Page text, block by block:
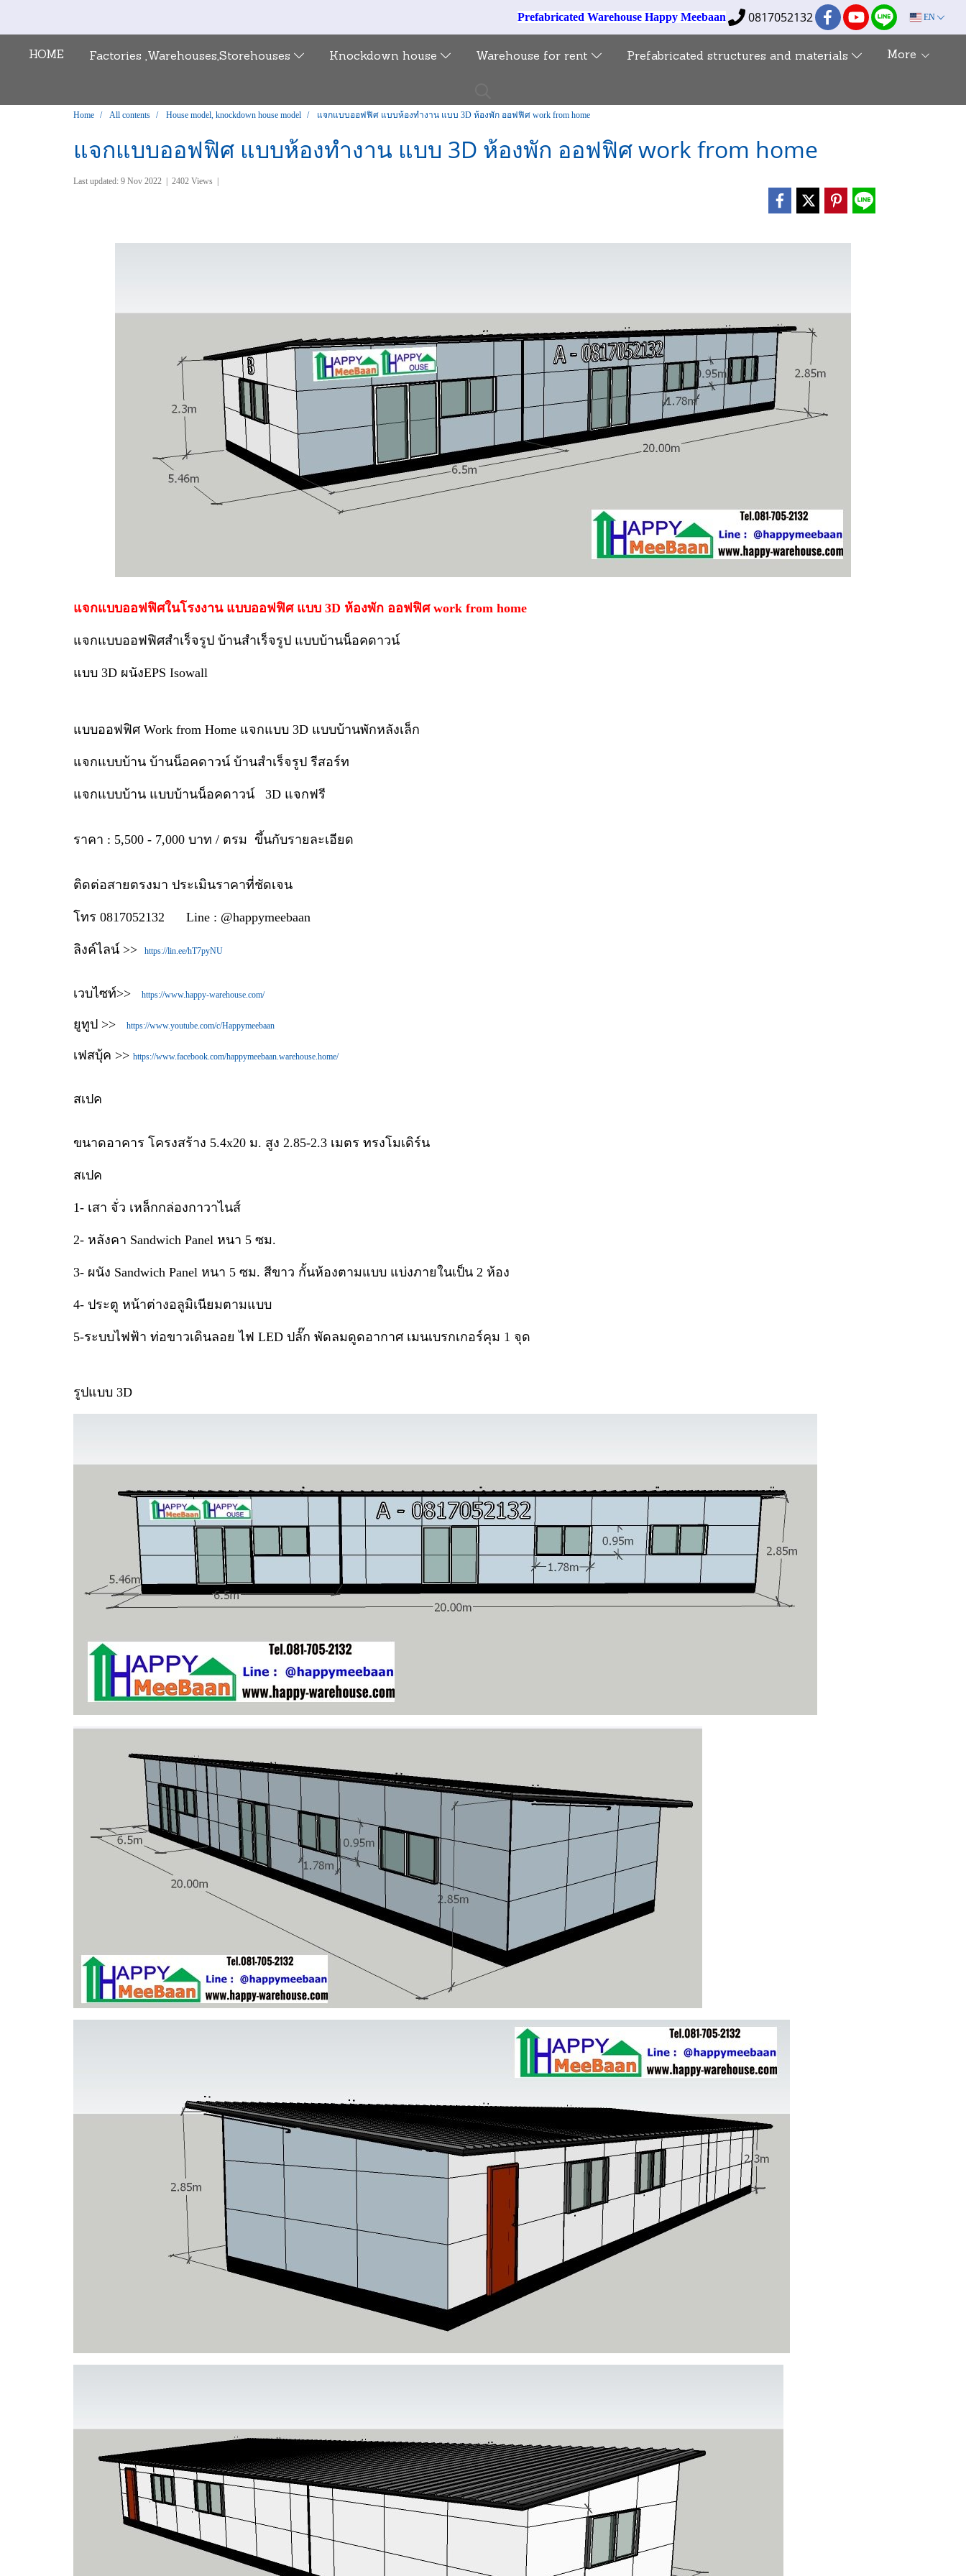
Prefabricated Warehouse Happy Meebaan 0817052132 EN
HOME Factories ,Warehouses,Storehouses Knockdown house Warehouse for rent Prefabricated structures and materials More
Home All contents House model, knockdown house model แจกแบบออฟฟิศ แบบห้องทำงาน แบบ 3D ห้องพัก ออฟฟิศ work from home
แจกแบบออฟฟิศ แบบห้องทำงาน แบบ 3D ห้องพัก ออฟฟิศ work from home
Last updated: 9 Nov 2022 2402 Views
แจกแบบออฟฟิศในโรงงาน แบบออฟฟิศ แบบ 3D ห้องพัก ออฟฟิศ work from home
แจกแบบออฟฟิศสำเร็จรูป บ้านสำเร็จรูป แบบบ้านน็อคดาวน์
แบบ 3D ผนังEPS Isowall
แบบออฟฟิศ Work from Home แจกแบบ 3D แบบบ้านพักหลังเล็ก
แจกแบบบ้าน บ้านน็อคดาวน์ บ้านสำเร็จรูป รีสอร์ท
แจกแบบบ้าน แบบบ้านน็อคดาวน์ 3D แจกฟรี
ราคา : 5,500 - 7,000 บาท / ตรม ขึ้นกับรายละเอียด
ติดต่อสายตรงมา ประเมินราคาที่ชัดเจน
โทร 0817052132 Line : @happymeebaan
ลิงค์ไลน์ >> https://lin.ee/hT7pyNU
เวบไซท์>> https://www.happy-warehouse.com/
ยูทูป >> https://www.youtube.com/c/Happymeebaan
เฟสบุ้ค >> https://www.facebook.com/happymeebaan.warehouse.home/
สเปค
ขนาดอาคาร โครงสร้าง 5.4x20 ม. สูง 2.85-2.3 เมตร ทรงโมเดิร์น
สเปค
1- เสา จั่ว เหล็กกล่องกาวาไนส์
2- หลังคา Sandwich Panel หนา 5 ซม.
3- ผนัง Sandwich Panel หนา 5 ซม. สีขาว กั้นห้องตามแบบ แบ่งภายในเป็น 2 ห้อง
4- ประตู หน้าต่างอลูมิเนียมตามแบบ
5-ระบบไฟฟ้า ท่อขาวเดินลอย ไฟ LED ปลั๊ก พัดลมดูดอากาศ เมนเบรกเกอร์คุม 1 จุด
รูปแบบ 3D